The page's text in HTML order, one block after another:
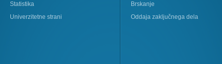
Statistika
Univerzitetne strani
Brskanje
Oddaja zaključnega dela